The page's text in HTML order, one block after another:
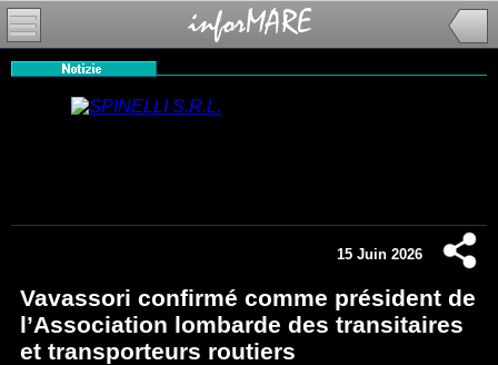
15 Juin 2026
Vavassori confirmé comme président de
l’Association lombarde des transitaires
et transporteurs routiers